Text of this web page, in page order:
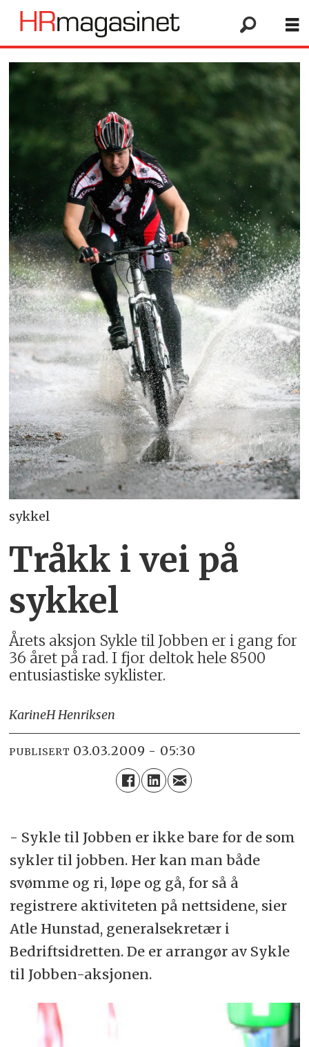
sykkel
Tråkk i vei på
sykkel
Årets aksjon Sykle til Jobben er i gang for
36 året på rad. I fjor deltok hele 8500
entusiastiske syklister.
KarineH Henriksen
PUBLISERT 03.03.2009 - 05:30
- Sykle til Jobben er ikke bare for de som
sykler til jobben. Her kan man både
svømme og ri, løpe og gå, for så å
registrere aktiviteten på nettsidene, sier
Atle Hunstad, generalsekretær i
Bedriftsidretten. De er arrangør av Sykle
til Jobben-aksjonen.